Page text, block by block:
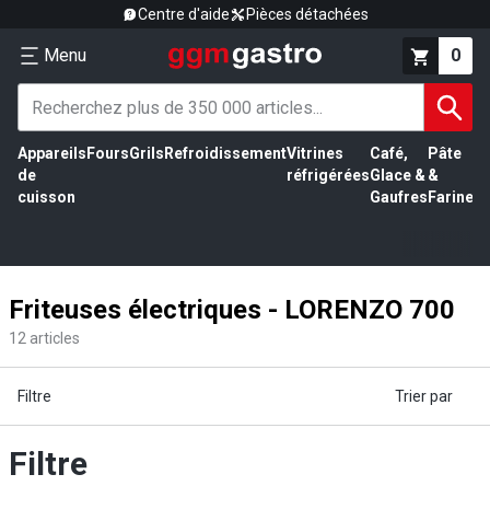
Centre d'aide Pièces détachées
Menu 0
Appareils
de
cuisson
FoursGrils RefroidissementVitrines
réfrigérées
Café,
Glace &
Gaufres
Pâte
&
Farine
Friteuses électriques - LORENZO 700
12 articles
Filtre Trier par
Filtre